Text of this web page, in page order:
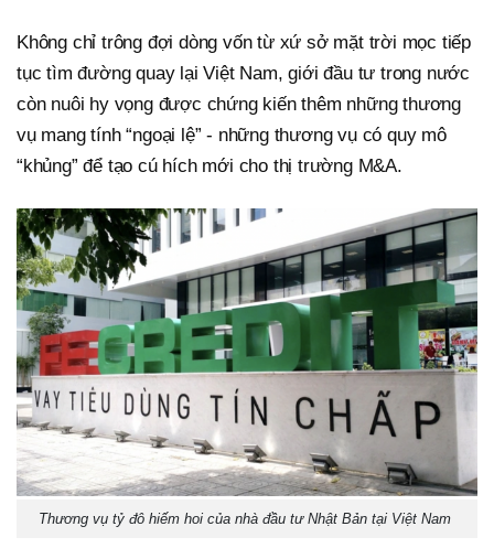
Không chỉ trông đợi dòng vốn từ xứ sở mặt trời mọc tiếp
tục tìm đường quay lại Việt Nam, giới đầu tư trong nước
còn nuôi hy vọng được chứng kiến thêm những thương
vụ mang tính “ngoại lệ” - những thương vụ có quy mô
“khủng” để tạo cú hích mới cho thị trường M&A.
Thương vụ tỷ đô hiếm hoi của nhà đầu tư Nhật Bản tại Việt Nam